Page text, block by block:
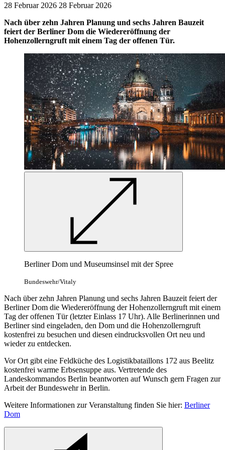
28 Februar 2026 28 Februar 2026
Nach über zehn Jahren Planung und sechs Jahren Bauzeit
feiert der Berliner Dom die Wiedereröffnung der
Hohenzollerngruft mit einem Tag der offenen Tür.
Berliner Dom und Museumsinsel mit der Spree
Bundeswehr/Vitaly
Nach über zehn Jahren Planung und sechs Jahren Bauzeit feiert der
Berliner Dom die Wiedereröffnung der Hohenzollerngruft mit einem
Tag der offenen Tür (letzter Einlass 17 Uhr). Alle Berlinerinnen und
Berliner sind eingeladen, den Dom und die Hohenzollerngruft
kostenfrei zu besuchen und diesen eindrucksvollen Ort neu und
wieder zu entdecken.
Vor Ort gibt eine Feldküche des Logistikbataillons 172 aus Beelitz
kostenfrei warme Erbsensuppe aus. Vertretende des
Landeskommandos Berlin beantworten auf Wunsch gern Fragen zur
Arbeit der Bundeswehr in Berlin.
Weitere Informationen zur Veranstaltung finden Sie hier: Berliner
Dom